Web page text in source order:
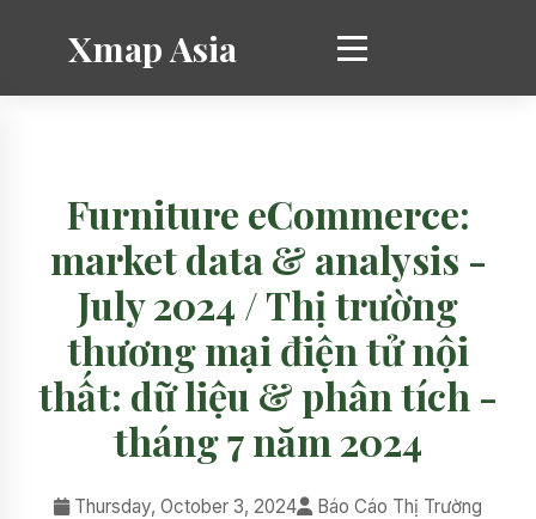
Xmap Asia
Furniture eCommerce:
market data & analysis -
July 2024 / Thị trường
thương mại điện tử nội
thất: dữ liệu & phân tích -
tháng 7 năm 2024
Thursday, October 3, 2024
Báo Cáo Thị Trường